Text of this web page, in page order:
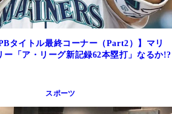
タイトル最終コーナー（Part2）】マリ
ー「ア・リーグ新記録62本塁打」なるか!?
スポーツ